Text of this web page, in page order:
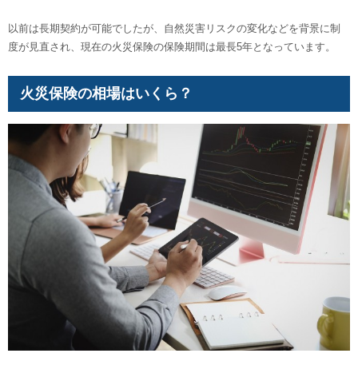
以前は長期契約が可能でしたが、自然災害リスクの変化などを背景に制
度が見直され、現在の火災保険の保険期間は最長5年となっています。
火災保険の相場はいくら？